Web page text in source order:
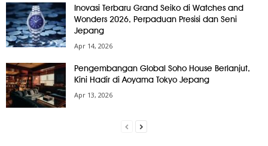
Inovasi Terbaru Grand Seiko di Watches and
Wonders 2026, Perpaduan Presisi dan Seni
Jepang
Apr 14, 2026
Pengembangan Global Soho House Berlanjut,
Kini Hadir di Aoyama Tokyo Jepang
Apr 13, 2026